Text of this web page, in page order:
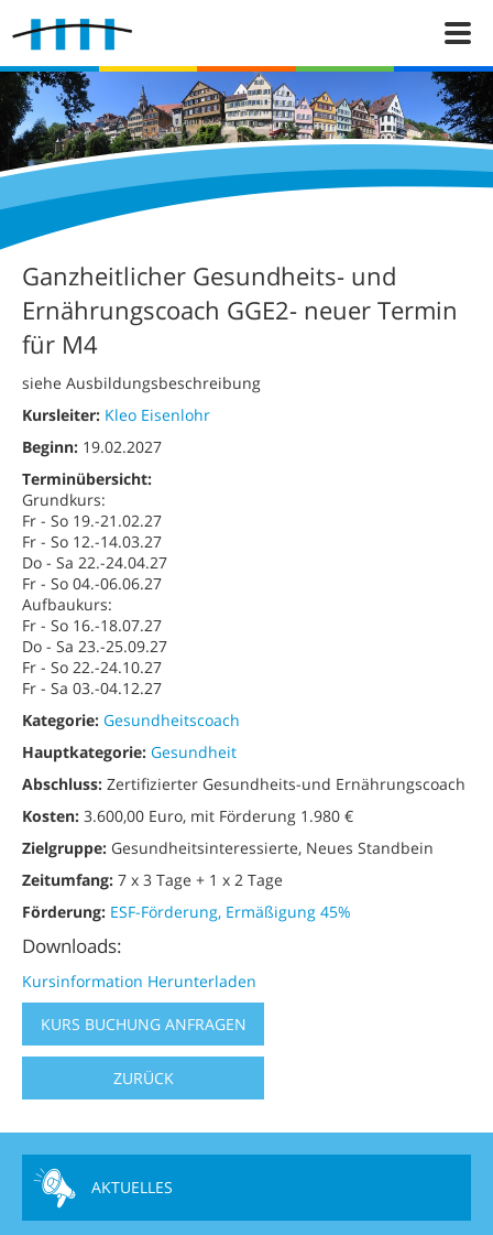
Ganzheitlicher Gesundheits- und
Ernährungscoach GGE2- neuer Termin
für M4
siehe Ausbildungsbeschreibung
Kursleiter: Kleo Eisenlohr
Beginn: 19.02.2027
Terminübersicht:
Grundkurs:
Fr - So 19.-21.02.27
Fr - So 12.-14.03.27
Do - Sa 22.-24.04.27
Fr - So 04.-06.06.27
Aufbaukurs:
Fr - So 16.-18.07.27
Do - Sa 23.-25.09.27
Fr - So 22.-24.10.27
Fr - Sa 03.-04.12.27
Kategorie: Gesundheitscoach
Hauptkategorie: Gesundheit
Abschluss: Zertifizierter Gesundheits-und Ernährungscoach
Kosten: 3.600,00 Euro, mit Förderung 1.980 €
Zielgruppe: Gesundheitsinteressierte, Neues Standbein
Zeitumfang: 7 x 3 Tage + 1 x 2 Tage
Förderung: ESF-Förderung, Ermäßigung 45%
Downloads:
Kursinformation Herunterladen
KURS BUCHUNG ANFRAGEN
ZURÜCK
AKTUELLES